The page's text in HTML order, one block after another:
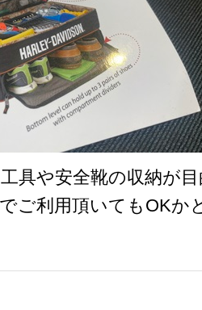
具や安全靴の収納が
ご利用頂いてもOKか